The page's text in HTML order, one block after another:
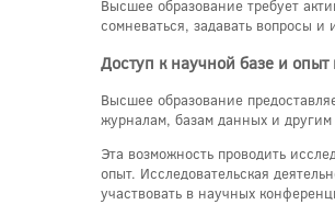
Высшее образование требует
сомневаться, задавать вопросы и
Доступ к научной базе и опыт
Высшее образование
журналам, базам данных и
Эта возможность проводить
опыт. Исследовательская
участвовать в научных